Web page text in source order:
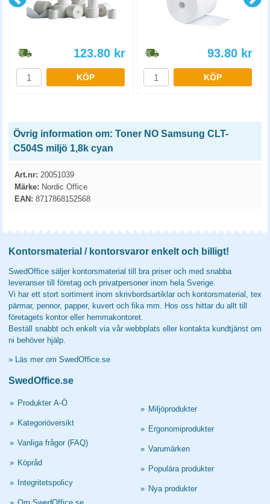
123.80 kr
KÖP
93.80 kr
KÖP
Övrig information om: Toner NO Samsung CLT-
C504S miljö 1,8k cyan
Art.nr: 20051039
Märke: Nordic Office
EAN: 8717868152568
Kontorsmaterial / kontorsvaror enkelt och billigt!
SwedOffice säljer kontorsmaterial till bra priser och med snabba
leveranser till företag och privatpersoner inom hela Sverige.
Vi har ett stort sortiment inom skrivbordsartiklar och kontorsmaterial, tex
pärmar, pennor, papper, kuvert och fika mm. Hos oss hittar du allt till
företagets kontor eller hemmakontoret.
Beställ snabbt och enkelt via vår webbplats eller kontakta kundtjänst om
ni behöver hjälp.
» Läs mer om SwedOffice.se
SwedOffice.se
» Produkter A-Ö
» Kategoriöversikt
» Vanliga frågor (FAQ)
» Köpråd
» Integritetspolicy
» Miljöprodukter
» Ergonomiprodukter
» Varumärken
» Populära produkter
» Nya produkter